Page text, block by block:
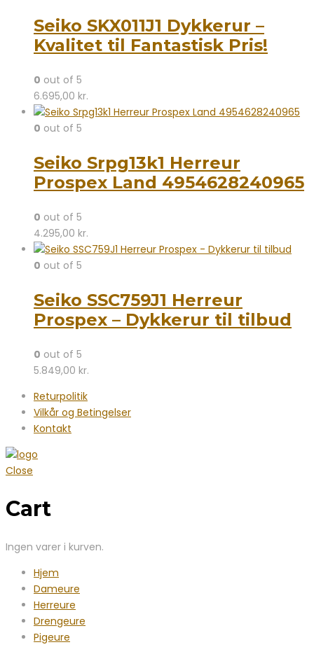
Seiko SKX011J1 Dykkerur –
Kvalitet til Fantastisk Pris!
0 out of 5
6.695,00 kr.
0 out of 5
Seiko Srpg13k1 Herreur
Prospex Land 4954628240965
0 out of 5
4.295,00 kr.
0 out of 5
Seiko SSC759J1 Herreur
Prospex – Dykkerur til tilbud
0 out of 5
5.849,00 kr.
Returpolitik
Vilkår og Betingelser
Kontakt
Close
Cart
Ingen varer i kurven.
Hjem
Dameure
Herreure
Drengeure
Pigeure